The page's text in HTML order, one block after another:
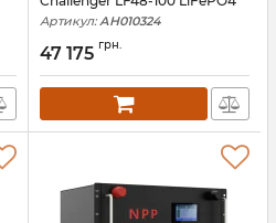
Артикул: АН010324
47 175 грн.